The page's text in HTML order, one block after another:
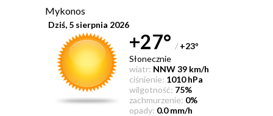
Mykonos
Dziś, 5 sierpnia 2026
+27° / +23°
Słonecznie
wiatr: NNW 39 km/h
ciśnienie: 1010 hPa
wilgotność: 75%
zachmurzenie: 0%
opady: 0.0 mm/h